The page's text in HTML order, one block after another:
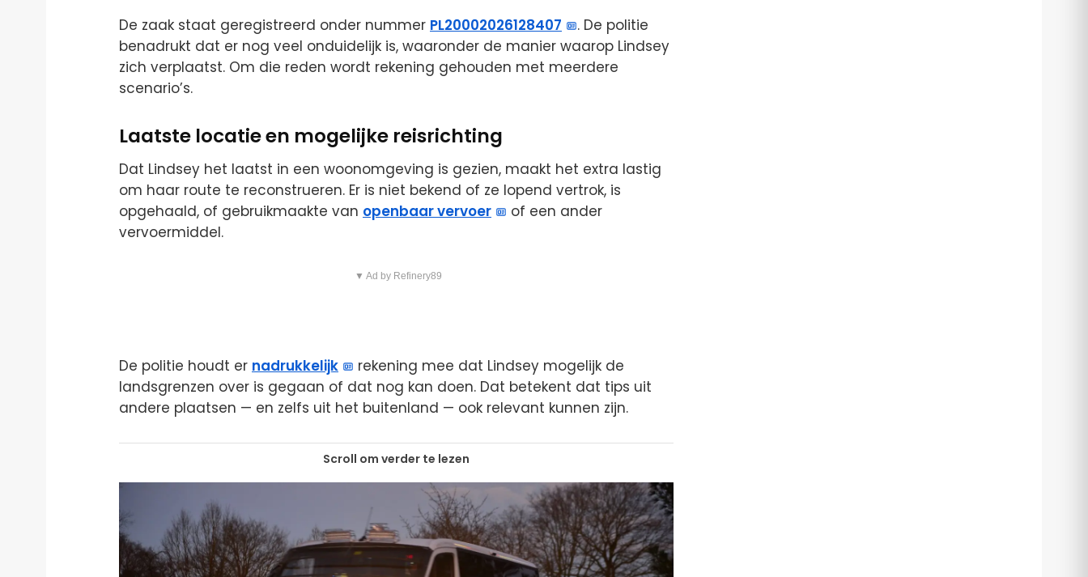
De zaak staat geregistreerd onder nummer PL20002026128407
. De politie
benadrukt dat er nog veel onduidelijk is, waaronder de manier waarop Lindsey
zich verplaatst. Om die reden wordt rekening gehouden met meerdere
scenario’s.
Laatste locatie en mogelijke reisrichting
Dat Lindsey het laatst in een woonomgeving is gezien, maakt het extra lastig
om haar route te reconstrueren. Er is niet bekend of ze lopend vertrok, is
opgehaald, of gebruikmaakte van openbaar vervoer
of een ander
vervoermiddel.
▼ Ad by Refinery89
De politie houdt er nadrukkelijk
rekening mee dat Lindsey mogelijk de
landsgrenzen over is gegaan of dat nog kan doen. Dat betekent dat tips uit
andere plaatsen — en zelfs uit het buitenland — ook relevant kunnen zijn.
Scroll om verder te lezen